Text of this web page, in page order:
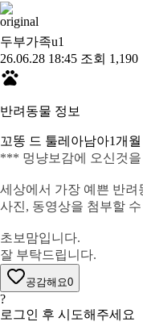
두부가족u1
26.06.28 18:45 조회 1,190
반려동물 정보
꼬똥 드 툴레아남아1개월
*** 멍냥보감에 오신것
세상에서 가장 예쁜 반
사진, 동영상을 첨부할
초보맘입니다.
잘 부탁드립니다.
공감해요0
?
로그인 후 시도해주세요